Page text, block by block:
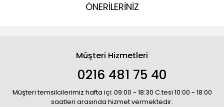
ÖNERİLERİNİZ
Müşteri Hizmetleri
0216 481 75 40
Müşteri temsilcilerimiz hafta içi: 09:00 - 18:30 C.tesi 10:00 - 18:00
saatleri arasında hizmet vermektedir.